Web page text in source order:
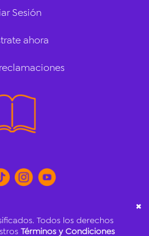
Sesión
ahora
Todos los derechos
Términos y Condiciones
✖